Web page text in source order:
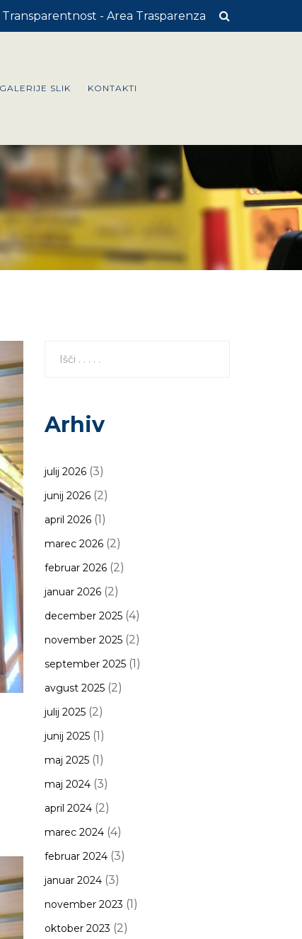
Transparentnost - Area Trasparenza
GALERIJE SLIK KONTAKTI
Arhiv
julij 2026(3)
junij 2026(2)
april 2026(1)
marec 2026(2)
februar 2026(2)
januar 2026(2)
december 2025(4)
november 2025(2)
september 2025(1)
avgust 2025(2)
julij 2025(2)
junij 2025(1)
maj 2025(1)
maj 2024(3)
april 2024(2)
marec 2024(4)
februar 2024(3)
januar 2024(3)
november 2023 (1)
oktober 2023 (2)